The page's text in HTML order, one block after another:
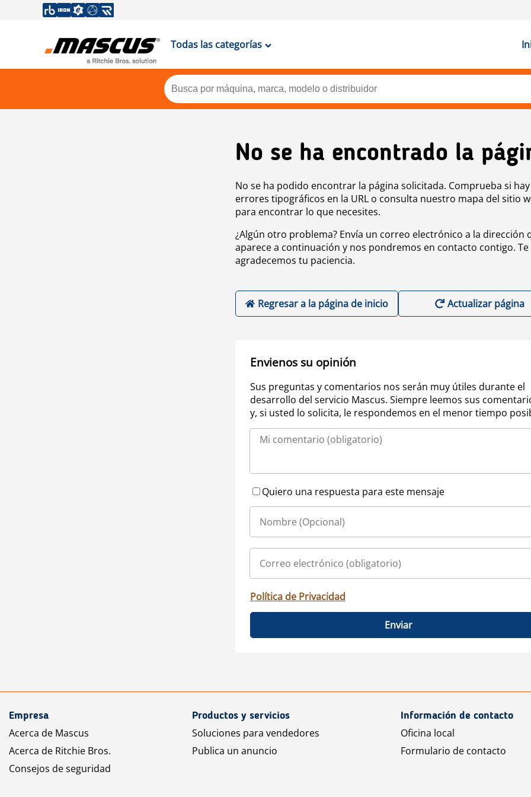
Todas las categorías
No se ha encontrado la
No se ha podido encontrar la página solicitada. Comprueba si hay
errores tipográficos en la URL o consulta nuestro mapa del sitio
para encontrar lo que necesites.
¿Algún otro problema? Envía un correo electrónico a la dirección
aparece a continuación y nos pondremos en contacto contigo. Te
agradecemos tu paciencia.
Regresar a la página de inicio Actualizar página
Envienos su opinión
Sus preguntas y comentarios nos serán muy útiles durante el
desarrollo del servicio Mascus. Siempre leemos sus
y, si usted lo solicita, le respondemos en el menor tiempo
Quiero una respuesta para este mensaje
Política de Privacidad
Enviar
Empresa
Acerca de Mascus
Acerca de Ritchie Bros.
Consejos de seguridad
Productos y servicios
Soluciones para vendedores
Publica un anuncio
Información de contacto
Oficina local
Formulario de contacto